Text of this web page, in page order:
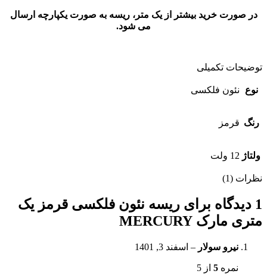
در صورت خرید بیشتر از یک متر، ریسه به صورت یکپارچه ارسال
می شود.
توضیحات تکمیلی
نوع نئون فلکسی
رنگ قرمز
ولتاژ 12 ولت
نظرات (1)
1 دیدگاه برای
ریسه نئون فلکسی قرمز یک
متری مارک MERCURY
نیرو سولار – اسفند 3, 1401
نمره 5 از 5